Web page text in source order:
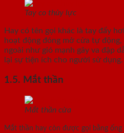
Tay co thủy lực
Hay có tên gọi khác là tay đẩy
hoạt động đóng mở cửa tự động,
ngoài như gió mạnh gây va đập
lại sự tiện ích cho người sử dụng.
1.5. Mắt thần
Mắt thần cửa
Mắt thần hay còn được gọi bằng